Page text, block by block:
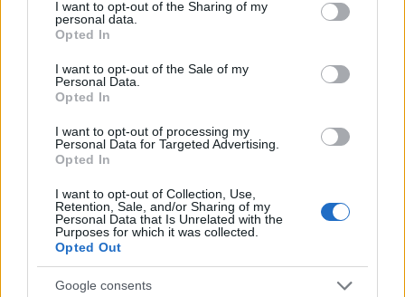
not limited to your visit or usage behaviour. You may click to
grant or deny consent to Google and its third-party tags to
use your data for below specified purposes in below Google
consent section.
I want to opt-out of the Sharing of my
personal data.
Opted In
I want to opt-out of the Sale of my
Personal Data.
Opted In
I want to opt-out of processing my
Personal Data for Targeted Advertising.
Opted In
I want to opt-out of Collection, Use,
Retention, Sale, and/or Sharing of my
Personal Data that Is Unrelated with the
Purposes for which it was collected.
Opted Out
Google consents